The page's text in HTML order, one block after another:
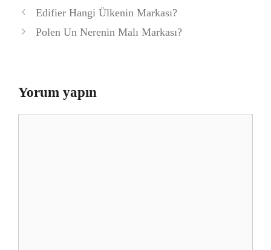
Edifier Hangi Ülkenin Markası?
Polen Un Nerenin Malı Markası?
Yorum yapın